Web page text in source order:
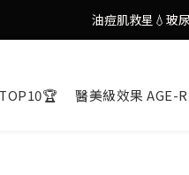
謝安琪愛用美
油痘肌救星💧玻
謝安琪愛用美
醫美級效果 AGE-